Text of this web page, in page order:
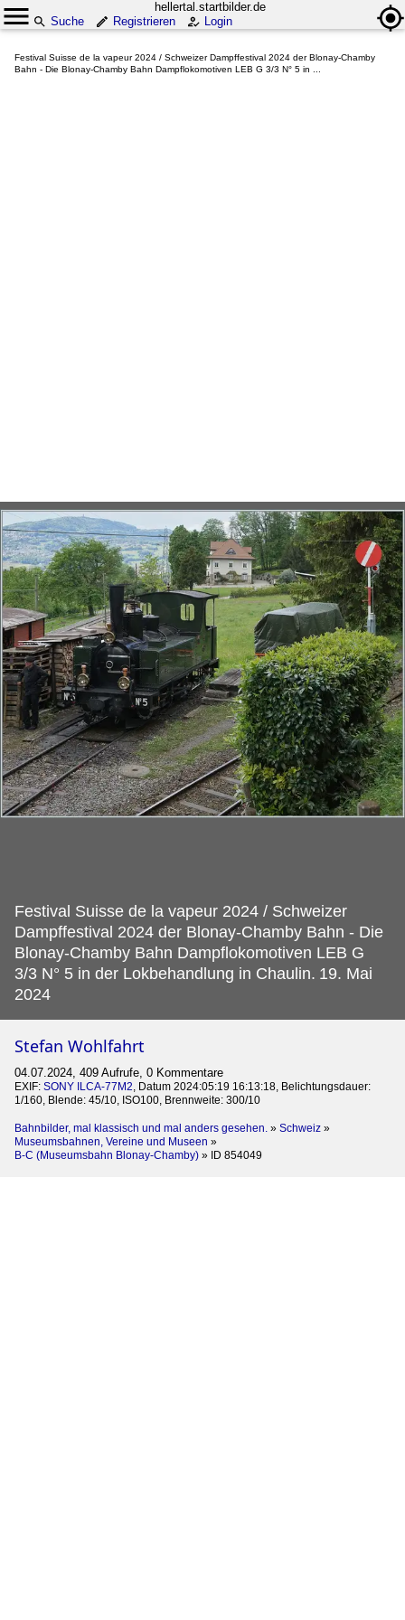
hellertal.startbilder.de
Suche
Registrieren Login
Festival Suisse de la vapeur 2024 / Schweizer Dampffestival 2024 der Blonay-Chamby
Bahn - Die Blonay-Chamby Bahn Dampflokomotiven LEB G 3/3 N° 5 in ...
Festival Suisse de la vapeur 2024 / Schweizer
Dampffestival 2024 der Blonay-Chamby Bahn - Die
Blonay-Chamby Bahn Dampflokomotiven LEB G
3/3 N° 5 in der Lokbehandlung in Chaulin. 19. Mai
2024
Stefan Wohlfahrt
04.07.2024, 409 Aufrufe, 0 Kommentare
EXIF: SONY ILCA-77M2 , Datum 2024:05:19 16:13:18, Belichtungsdauer:
1/160, Blende: 45/10, ISO100, Brennweite: 300/10
Bahnbilder, mal klassisch und mal anders gesehen. » Schweiz »
Museumsbahnen, Vereine und Museen »
B-C (Museumsbahn Blonay-Chamby) » ID 854049